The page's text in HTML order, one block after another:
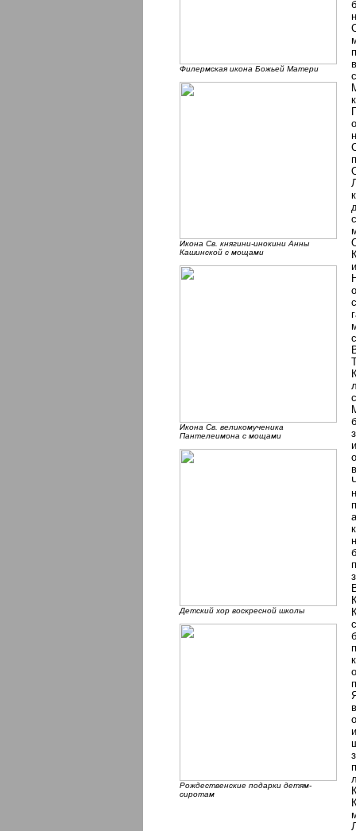
Филермская икона Божьей Матери
Икона Cв. княгини-инокини Анны
Кашинской с мощами
Икона Cв. великомученика
Пантелеимона с мощами
Детский хор воскресной школы
Рождественские подарки детям-
сиротам